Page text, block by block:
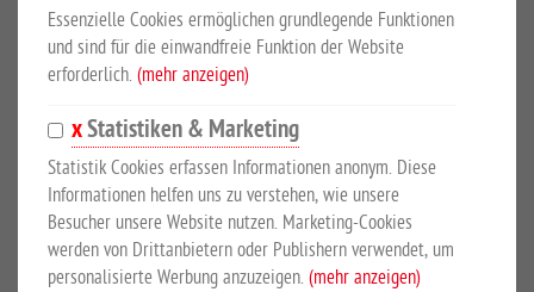
(anthrazit) pulverbeschichtet
Ausführungsjahr:
Essenzielle Cookies ermöglichen grundlegende Funktionen
und sind für die einwandfreie Funktion der Website
erforderlich. (mehr anzeigen)
Statistiken & Marketing
Statistik Cookies erfassen Informationen anonym. Diese
Informationen helfen uns zu verstehen, wie unsere
Besucher unsere Website nutzen. Marketing-Cookies
werden von Drittanbietern oder Publishern verwendet, um
personalisierte Werbung anzuzeigen. (mehr anzeigen)